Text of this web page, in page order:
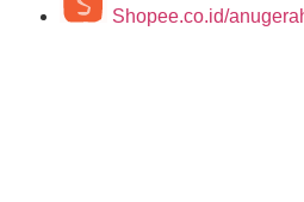
Shopee.co.id/